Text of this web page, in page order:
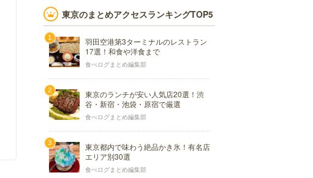
東京のまとめアクセスランキングTOP5
羽田空港第3ターミナルのレストラン
17選！和食や洋食まで
食べログまとめ編集部
東京のランチが安い人気店20選！渋
谷・新宿・池袋・原宿で厳選
食べログまとめ編集部
東京都内で味わう絶品かき氷！有名店
エリア別30選
食べログまとめ編集部